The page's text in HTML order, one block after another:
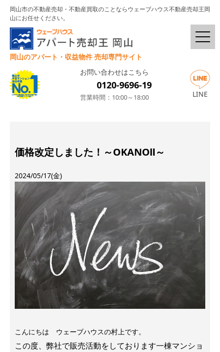
岡山市の不動産売却・不動産買取のことならウェーブハウス不動産売却王岡
山にお任せください。
岡山のアパート・収益物件 売却専門サイト
お問い合わせはこちら
0120-9696-19
営業時間：10:00～18:00 LINE
価格改定しました！～OKANOⅡ～
2024/05/17(金)
こんにちは ウェーブハウスの村上です。
この度、弊社で販売活動をしております一棟マンショ